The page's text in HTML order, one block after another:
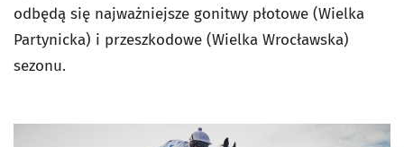
odbędą się najważniejsze gonitwy płotowe (Wielka
Partynicka) i przeszkodowe (Wielka Wrocławska)
sezonu.